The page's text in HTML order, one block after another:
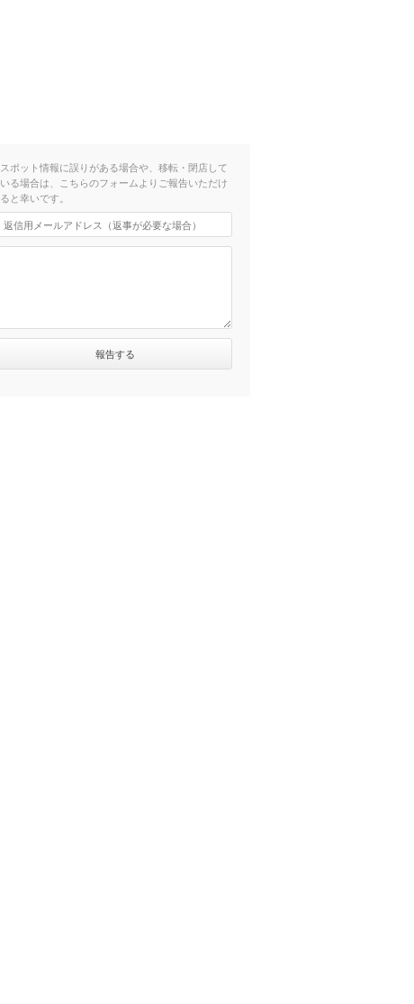
スポット情報に誤りがある場合や、移転・閉店して
いる場合は、こちらのフォームよりご報告いただけ
ると幸いです。